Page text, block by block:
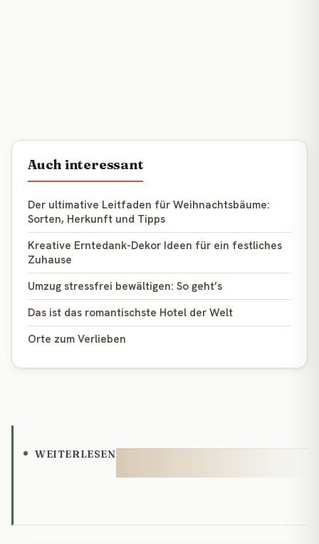
Auch interessant
Der ultimative Leitfaden für Weihnachtsbäume:
Sorten, Herkunft und Tipps
Kreative Erntedank-Dekor Ideen für ein festliches
Zuhause
Umzug stressfrei bewältigen: So geht’s
Das ist das romantischste Hotel der Welt
Orte zum Verlieben
WEITERLESEN